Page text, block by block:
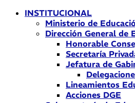
INSTITUCIONAL
Ministerio de
Dirección General de
Honorable
Secretaría
Jefatura de
Lineamientos
Acciones DGE